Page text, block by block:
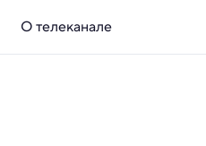
О телеканале